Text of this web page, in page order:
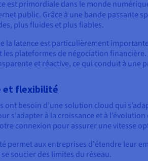
est primordiale dans le monde
public. Grâce à une bande passante
plus fluides et plus fiables.
la latence est particulièrement
les plateformes de négociation
et réactive, ce qui conduit à une
et flexibilité
ont besoin d’une solution cloud qui
s’adapter à la croissance et à
connexion pour assurer une vitesse
permet aux entreprises d'étendre leur
soucier des limites du réseau.